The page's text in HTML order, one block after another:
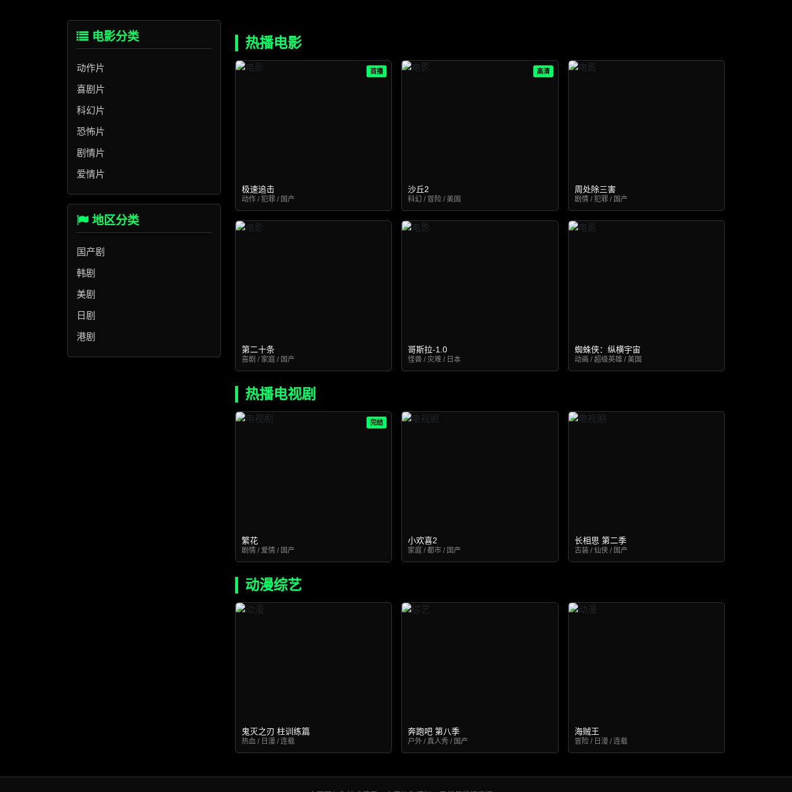
电影分类
动作片
喜剧片
科幻片
恐怖片
剧情片
爱情片
地区分类
国产剧
韩剧
美剧
日剧
港剧
热播电影
首播
极速追击
动作 / 犯罪 / 国产
高清
沙丘2
科幻 / 冒险 / 美国
周处除三害
剧情 / 犯罪 / 国产
第二十条
喜剧 / 家庭 / 国产
哥斯拉-1.0
怪兽 / 灾难 / 日本
蜘蛛侠：纵横宇宙
动画 / 超级英雄 / 美国
热播电视剧
完结
繁花
剧情 / 爱情 / 国产
小欢喜2
家庭 / 都市 / 国产
长相思 第二季
古装 / 仙侠 / 国产
动漫综艺
鬼灭之刃 柱训练篇
热血 / 日漫 / 连载
奔跑吧 第八季
户外 / 真人秀 / 国产
海贼王
冒险 / 日漫 / 连载